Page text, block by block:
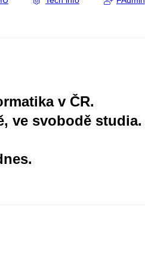
v ČR.
ve svobodě studia.